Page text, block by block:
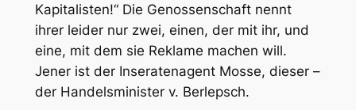
Kapitalisten!“ Die Genossenschaft nennt
ihrer leider nur zwei, einen, der mit ihr, und
eine, mit dem sie Reklame machen will.
Jener ist der Inseratenagent Mosse, dieser –
der Handelsminister v. Berlepsch.